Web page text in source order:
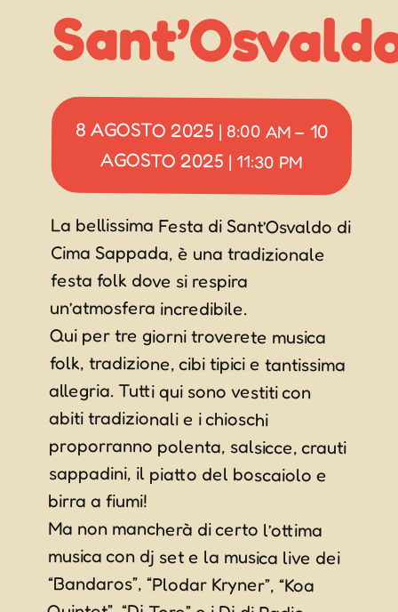
8 AGOSTO 2025 | 8:00 AM– 10
AGOSTO 2025 | 11:30 PM
La bellissima Festa di Sant’Osvaldo di
Cima Sappada, è una tradizionale
festa folk dove si respira
un’atmosfera incredibile.
Qui per tre giorni troverete musica
folk, tradizione, cibi tipici e tantissima
allegria. Tutti qui sono vestiti con
abiti tradizionali e i chioschi
proporranno polenta, salsicce, crauti
sappadini, il piatto del boscaiolo e
birra a fiumi!
Ma non mancherà di certo l’ottima
musica con dj set e la musica live dei
“Bandaros”, “Plodar Kryner”, “Koa
Quintet”, “Dj Tore” e i Dj di Radio